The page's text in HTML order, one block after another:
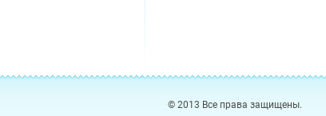
© 2013 Все права защищены.